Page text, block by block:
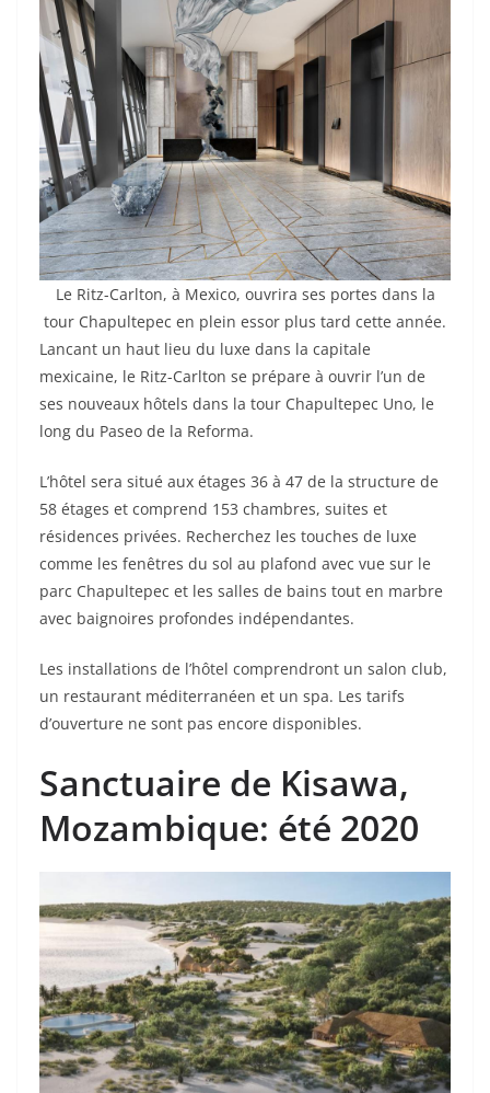
Le Ritz-Carlton, à Mexico, ouvrira ses portes dans la
tour Chapultepec en plein essor plus tard cette année.
Lancant un haut lieu du luxe dans la capitale
mexicaine, le Ritz-Carlton se prépare à ouvrir l’un de
ses nouveaux hôtels dans la tour Chapultepec Uno, le
long du Paseo de la Reforma.
L’hôtel sera situé aux étages 36 à 47 de la structure de
58 étages et comprend 153 chambres, suites et
résidences privées. Recherchez les touches de luxe
comme les fenêtres du sol au plafond avec vue sur le
parc Chapultepec et les salles de bains tout en marbre
avec baignoires profondes indépendantes.
Les installations de l’hôtel comprendront un salon club,
un restaurant méditerranéen et un spa. Les tarifs
d’ouverture ne sont pas encore disponibles.
Sanctuaire de Kisawa,
Mozambique: été 2020